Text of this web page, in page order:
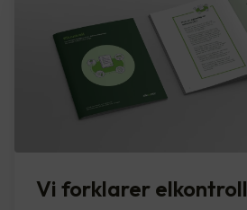
Vi forklarer elkontroll